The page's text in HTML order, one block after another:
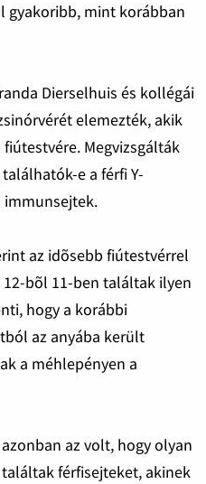
gyakoribb, mint korábban
Dierselhuis és kollégái
elemezték, akik
Megvizsgálták
e a férfi Y-
az idõsebb fiútestvérrel
bõl 11-ben találtak ilyen
hogy a korábbi
az anyába került
a méhlepényen a
az volt, hogy olyan
férfisejteket, akinek